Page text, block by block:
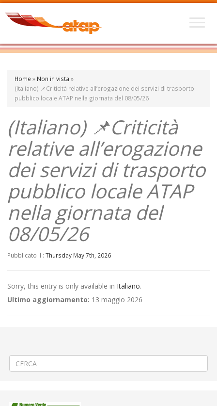
Home » Non in vista »
(Italiano) 📌Criticità relative all’erogazione dei servizi di trasporto
pubblico locale ATAP nella giornata del 08/05/26
(Italiano) 📌Criticità
relative all’erogazione
dei servizi di trasporto
pubblico locale ATAP
nella giornata del
08/05/26
Pubblicato il : Thursday May 7th, 2026
Sorry, this entry is only available in Italiano.
Ultimo aggiornamento: 13 maggio 2026